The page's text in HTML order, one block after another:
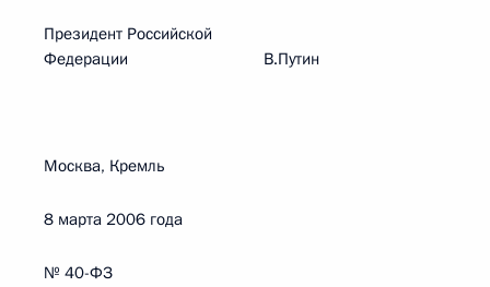
Президент Российской
Федерации В.Путин
Москва, Кремль
8 марта 2006 года
№ 40-ФЗ